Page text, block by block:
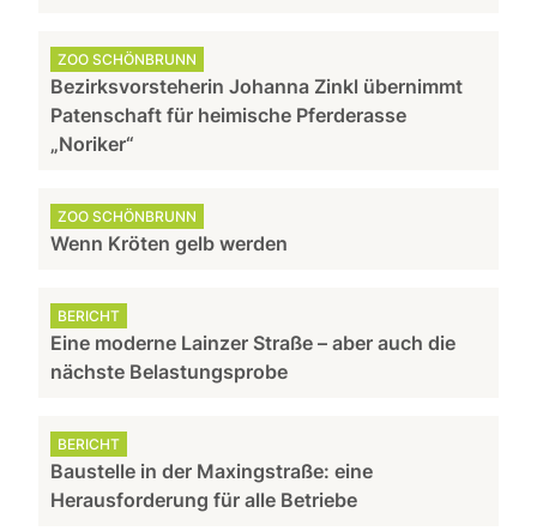
ZOO SCHÖNBRUNN
Bezirksvorsteherin Johanna Zinkl übernimmt
Patenschaft für heimische Pferderasse
„Noriker“
ZOO SCHÖNBRUNN
Wenn Kröten gelb werden
BERICHT
Eine moderne Lainzer Straße – aber auch die
nächste Belastungsprobe
BERICHT
Baustelle in der Maxingstraße: eine
Herausforderung für alle Betriebe